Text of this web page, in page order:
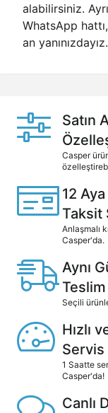
alabilirsiniz.
WhatsApp
an yanınızdayız.
Satın
Casper
12
Taksit
Anlaşmalı
Casper'da.
Aynı
Teslim
Seçili
Hızlı
Servis
1 Saatte
Casper'da!
Canlı